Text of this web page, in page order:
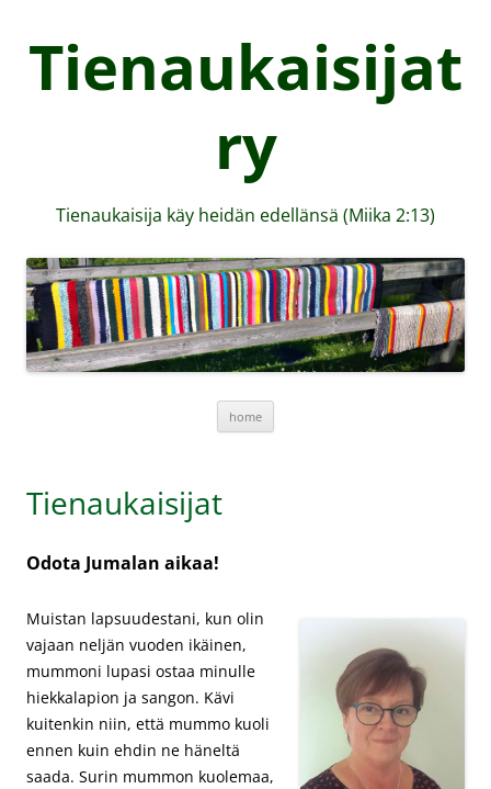
Tienaukaisijat
ry
Tienaukaisija käy heidän edellänsä (Miika 2:13)
home
Tienaukaisijat
Odota Jumalan aikaa!
Muistan lapsuudestani, kun olin
vajaan neljän vuoden ikäinen,
mummoni lupasi ostaa minulle
hiekkalapion ja sangon. Kävi
kuitenkin niin, että mummo kuoli
ennen kuin ehdin ne häneltä
saada. Surin mummon kuolemaa,